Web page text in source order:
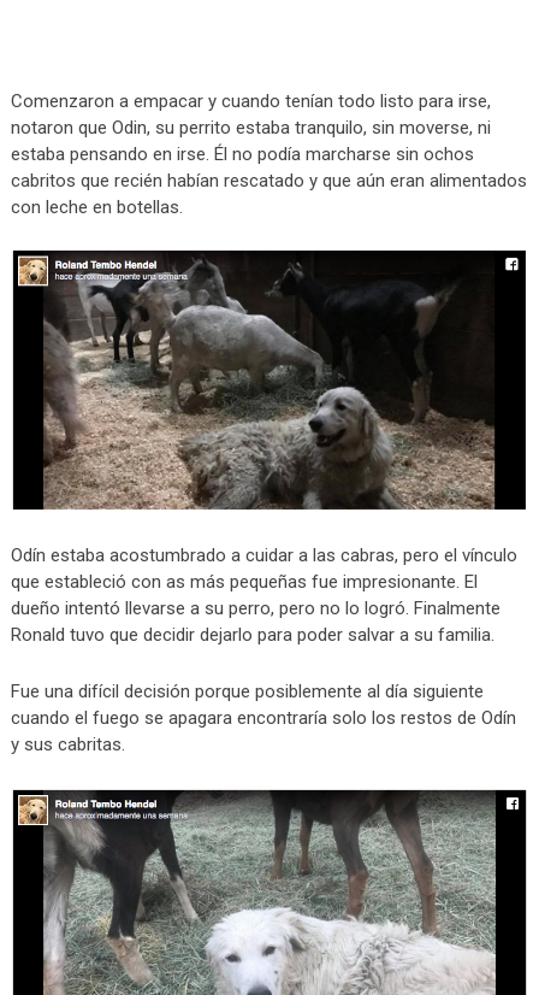
Comenzaron a empacar y cuando tenían todo listo para irse,
notaron que Odin, su perrito estaba tranquilo, sin moverse, ni
estaba pensando en irse. Él no podía marcharse sin ochos
cabritos que recién habían rescatado y que aún eran alimentados
con leche en botellas.
Odín estaba acostumbrado a cuidar a las cabras, pero el vínculo
que estableció con as más pequeñas fue impresionante. El
dueño intentó llevarse a su perro, pero no lo logró. Finalmente
Ronald tuvo que decidir dejarlo para poder salvar a su familia.
Fue una difícil decisión porque posiblemente al día siguiente
cuando el fuego se apagara encontraría solo los restos de Odín
y sus cabritas.